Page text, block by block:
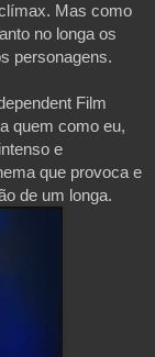
Mas como
no longa os
personagens.
Film
quem como eu,
e
que provoca e
de um longa.